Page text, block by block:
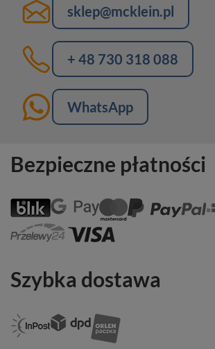
sklep@mcklein.pl
+ 48 730 318 088
WhatsApp
Bezpieczne płatności
Szybka dostawa